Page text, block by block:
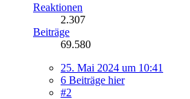
Reaktionen
2.307
Beiträge
69.580
25. Mai 2024 um 10:41
6 Beiträge hier
#2